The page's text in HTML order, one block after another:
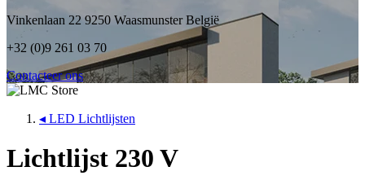
Vinkenlaan 22 9250 Waasmunster België
+32 (0)9 261 03 70
Contacteer ons
◂ LED Lichtlijsten
Lichtlijst 230 V